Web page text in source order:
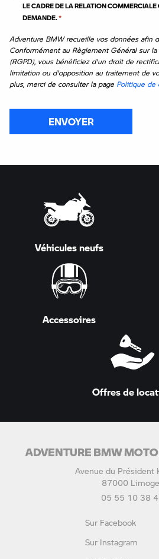
LE CADRE DE LA RELATION
DEMANDE.*
Adventure BMW recueille vos données afin
Conformément au Règlement Général sur
(RGPD), vous bénéficiez d'un droit de
limitation ou d'opposition au traitement de
plus, merci de consulter la page Politique de
ENVOYER
Véhicules neufs
Accessoires
Offres de
ADVENTURE BMW
Avenue du Président
87000
05 55 10 38
Sur Facebook
Sur Instagram